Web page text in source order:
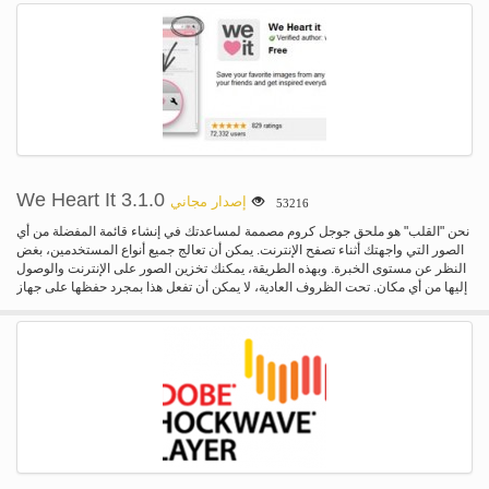
بإعداد اختبار الوكلاء من السحابة. ستيلثي عبر منصة، وأنه يعمل على نظام التشغيل
Mac OS X، ويندوز و لينكس.
We Heart It 3.1.0 إصدار مجاني 53216
نحن "القلب" هو ملحق جوجل كروم مصممة لمساعدتك في إنشاء قائمة المفضلة من أي
الصور التي واجهتك أثناء تصفح الإنترنت. يمكن أن تعالج جميع أنواع المستخدمين، بغض
النظر عن مستوى الخبرة. وبهذه الطريقة، يمكنك تخزين الصور على الإنترنت والوصول
إليها من أي مكان. تحت الظروف العادية، لا يمكن أن تفعل هذا بمجرد حفظها على جهاز